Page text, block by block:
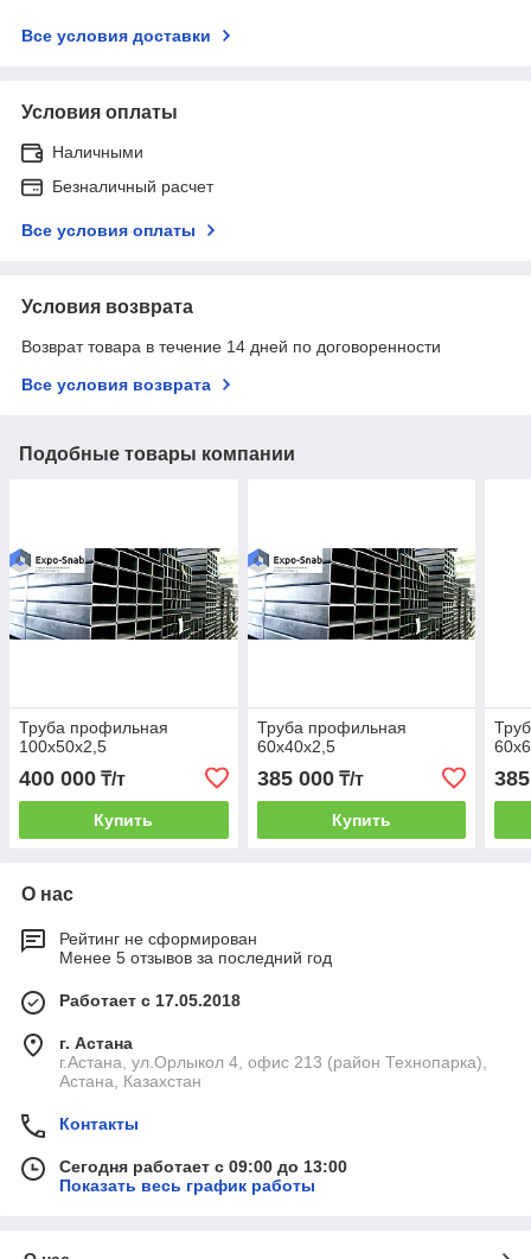
Все условия доставки
Условия оплаты
Наличными
Безналичный расчет
Все условия оплаты
Условия возврата
Возврат товара в течение 14 дней по договоренности
Все условия возврата
Подобные товары компании
Труба профильная
100х50х2,5
400 000 ₸/т
Купить
Труба профильная
60х40х2,5
385 000₸/т
Купить
О нас
Рейтинг не сформирован
Менее 5 отзывов за последний год
Работает с 17.05.2018
г. Астана
г.Астана, ул.Орлыкол 4, офис 213 (район Технопарка),
Астана, Казахстан
Контакты
Сегодня работает с 09:00 до 13:00
Показать весь график работы